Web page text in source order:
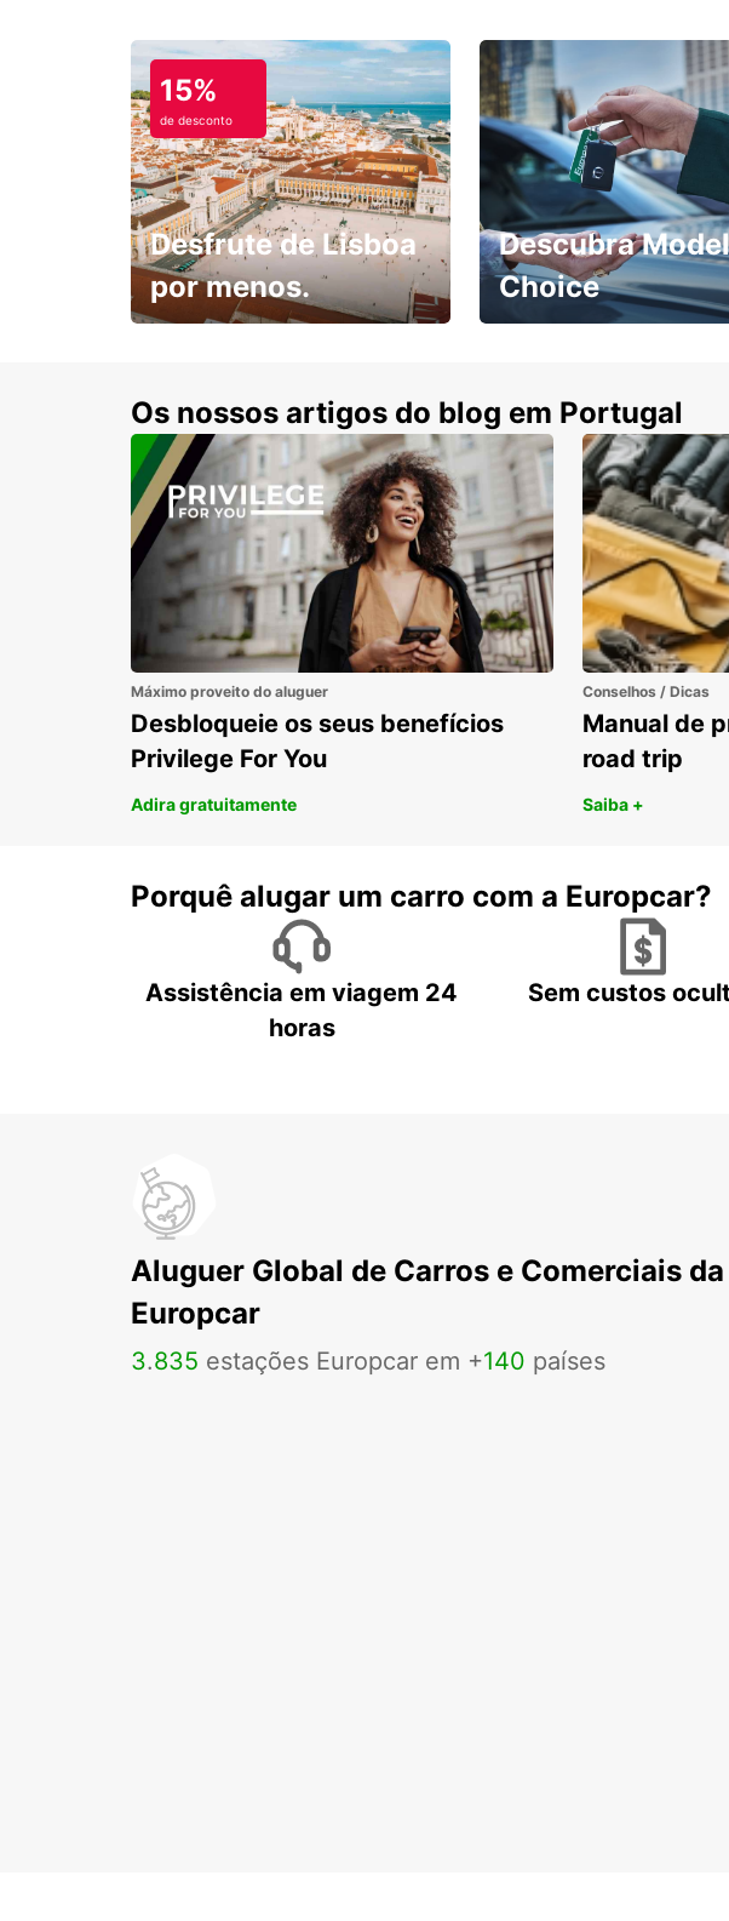
15%
de desconto
Desfrute de Lisboa
por menos.
Descubra Model
Choice
Os nossos artigos do blog em Portugal
Máximo proveito do aluguer
Desbloqueie os seus benefícios
Privilege For You
Adira gratuitamente
Conselhos / Dicas
Manual de
road trip
Saiba +
Porquê alugar um carro com a Europcar?
Assistência em viagem 24
horas
Sem custos
Aluguer Global de Carros e Comerciais da
Europcar
3.835 estações Europcar em +140 países